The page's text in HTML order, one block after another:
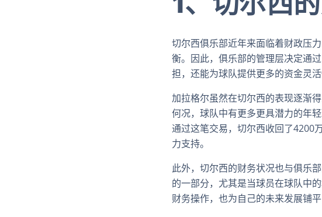
切尔西俱乐部近年来面临着财政压
衡。因此，俱乐部的管理层决定通
担，还能为球队提供更多的资金灵
加拉格尔虽然在切尔西的表现逐渐
何况，球队中有更多更具潜力的年
通过这笔交易，切尔西收回了4200
力支持。
此外，切尔西的财务状况也与俱乐
的一部分，尤其是当球员在球队中
财务操作，也为自己的未来发展铺平